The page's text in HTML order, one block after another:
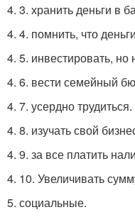
4. 3. хранить деньги в
4. 4. помнить, что
4. 5. инвестировать,
4. 6. вести семейный
4. 7. усердно трудиться.
4. 8. изучать свой
4. 9. за все платить
4. 10. Увеличивать
5. социальные.